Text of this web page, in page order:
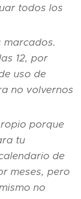
todos los
marcados.
12, por
uso de
no volvernos
porque
tu
de
meses, pero
no